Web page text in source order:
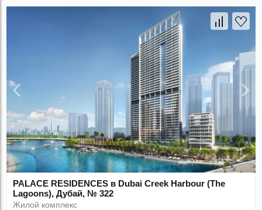
PALACE RESIDENCES в Dubai Creek Harbour (The
Lagoons), Дубай, № 322
Жилой комплекс